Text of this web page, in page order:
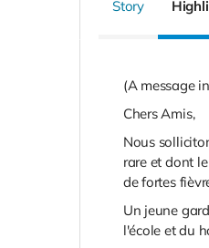
Story
(A message
Chers Amis,
Nous
rare et dont
de fortes
Un jeune
l'école et du